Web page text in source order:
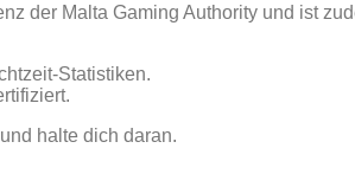
der Malta Gaming Authority und ist
halte dich daran.